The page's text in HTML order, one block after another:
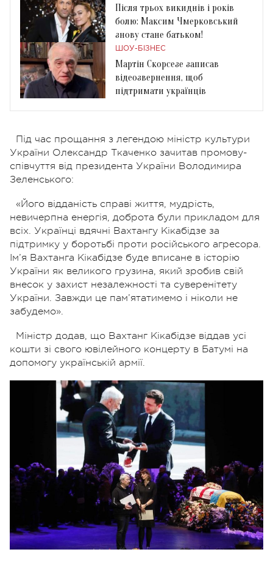
Після трьох викиднів і років
болю: Максим Чмерковський
знову стане батьком!
ШОУ-БІЗНЕС
Мартін Скорсезе записав
відеозвернення, щоб
підтримати українців
Під час прощання з легендою міністр культури
України Олександр Ткаченко зачитав промову-
співчуття від президента України Володимира
Зеленського:
«Його відданість справі життя, мудрість,
невичерпна енергія, доброта були прикладом для
всіх. Українці вдячні Вахтангу Кікабідзе за
підтримку у боротьбі проти російського агресора.
Ім’я Вахтанга Кікабідзе буде вписане в історію
України як великого грузина, який зробив свій
внесок у захист незалежності та суверенітету
України. Завжди це пам’ятатимемо і ніколи не
забудемо».
Міністр додав, що Вахтанг Кікабідзе віддав усі
кошти зі свого ювілейного концерту в Батумі на
допомогу українській армії.